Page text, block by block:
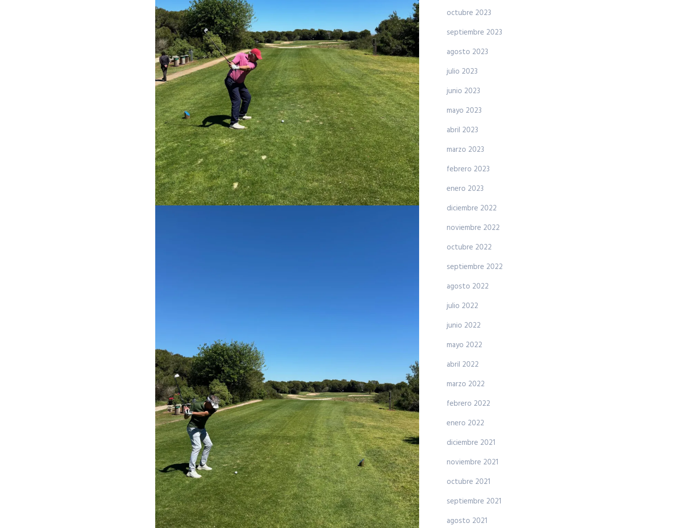
octubre 2023
septiembre 2023
agosto 2023
julio 2023
junio 2023
mayo 2023
abril 2023
marzo 2023
febrero 2023
enero 2023
diciembre 2022
noviembre 2022
octubre 2022
septiembre 2022
agosto 2022
julio 2022
junio 2022
mayo 2022
abril 2022
marzo 2022
febrero 2022
enero 2022
diciembre 2021
noviembre 2021
octubre 2021
septiembre 2021
agosto 2021